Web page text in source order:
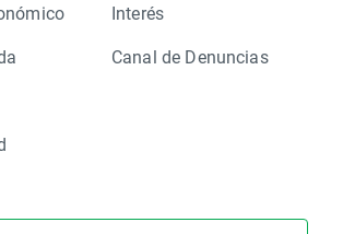
Interés
Canal de Denuncias